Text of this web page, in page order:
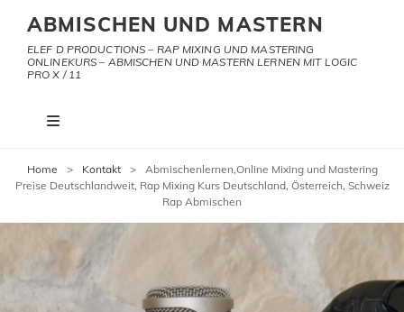
ABMISCHEN UND MASTERN
ELEF D PRODUCTIONS – RAP MIXING UND MASTERING
ONLINEKURS – ABMISCHEN UND MASTERN LERNEN MIT LOGIC
PRO X / 11
Home > Kontakt >
Abmischenlernen,Online Mixing und Mastering
Preise Deutschlandweit, Rap Mixing Kurs Deutschland, Österreich, Schweiz
Rap Abmischen